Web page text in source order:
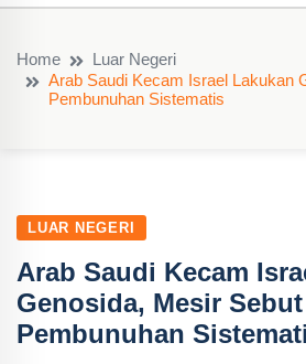
Home
Luar Negeri
Arab Saudi Kecam Israel Lakukan
Pembunuhan Sistematis
LUAR NEGERI
Arab Saudi Kecam
Genosida, Mesir Sebut
Pembunuhan